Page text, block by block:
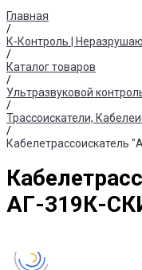
Главная
/
К-Контроль |
/
Каталог товаров
/
Ультразвуковой
/
Трассоискатели,
/
Кабелетрассоискатель
АГ-319К-